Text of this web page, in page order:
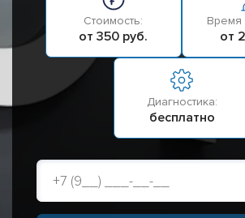
Стоимость:
от 350 руб.
Время
от
Диагностика:
бесплатно